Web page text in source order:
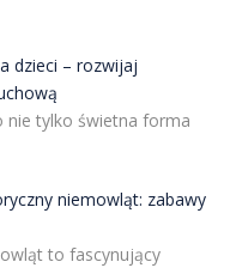
dzieci – rozwijaj
nie tylko świetna forma
niemowląt: zabawy
to fascynujący